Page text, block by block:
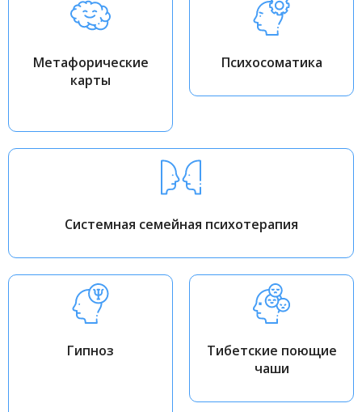
Метафорические
карты
Психосоматика
Системная семейная психотерапия
Гипноз
Тибетские поющие
чаши